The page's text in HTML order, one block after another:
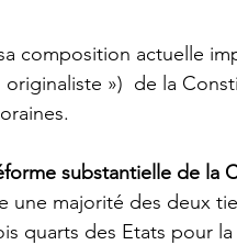
composition actuelle
»)  de la
substantielle de la
une majorité des deux
quarts des Etats pour la